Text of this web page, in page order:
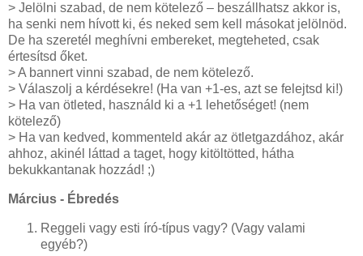
> Jelölni szabad, de nem kötelező – beszállhatsz akkor is,
ha senki nem hívott ki, és neked sem kell másokat jelölnöd.
De ha szeretél meghívni embereket, megteheted, csak
értesítsd őket.
> A bannert vinni szabad, de nem kötelező.
> Válaszolj a kérdésekre! (Ha van +1-es, azt se felejtsd ki!)
> Ha van ötleted, használd ki a +1 lehetőséget! (nem
kötelező)
> Ha van kedved, kommenteld akár az ötletgazdához, akár
ahhoz, akinél láttad a taget, hogy kitöltötted, hátha
bekukkantanak hozzád! ;)
Március - Ébredés
Reggeli vagy esti író-típus vagy? (Vagy valami
egyéb?)